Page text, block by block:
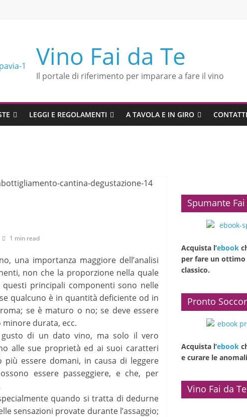
Vino Fai da Te
Il portale di riferimento per imparare a fare il vino
LEGGI E REGOLAMENTI A TAVOLA E IN GIRO CONTATTI
1 min read
una importanza maggiore dell’analisi
non che la proporzione nella quale
principali componenti sono nelle
qualcuno è in quantità deficiente od in
se è maturo o no; se deve essere
durata, ecc.
di un dato vino, ma solo il vero
alle sue proprietà ed ai suoi caratteri
essere domani, in causa di leggere
essere passeggiere, e che, per
quando si tratta di dedurne
sensazioni provate durante l’assaggio;
Spumante
Acquista l’ebook
per fare un
classico.
Pronto
Acquista l’ebook
e curare le
Vino Fai da Te